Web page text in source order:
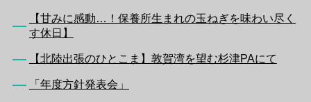
【甘みに感動…！保養所生まれの玉ねぎを味わい尽く
す休日】
【北陸出張のひとこま】敦賀湾を望む杉津PAにて
「年度方針発表会」